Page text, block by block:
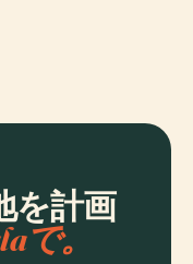
を計画
で。